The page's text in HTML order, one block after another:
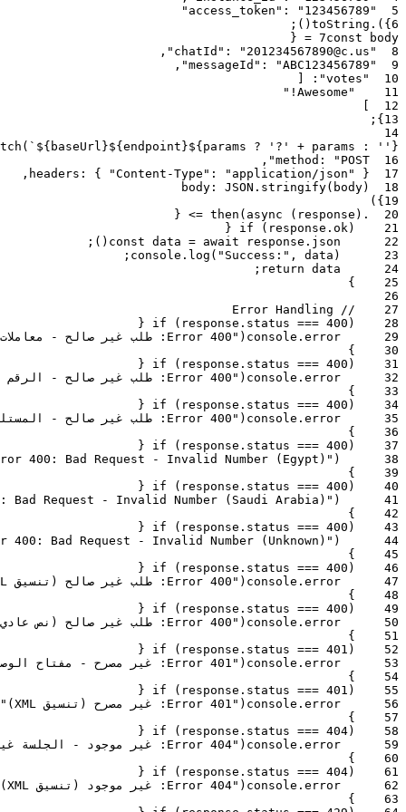
في تدفق دعم مدفوع بالذكاء الاصطناعي، إذا بدأ المستخدم
استطلاعاً لتقييم تجربته، يمكن للبوت التصويت برمجياً لخيار "محايد"
في البداية. مع تحسن المحادثة وارتفاع درجات تحليل المشاعر،
يمكن للبوت تحديث تصويته إلى "إيجابي"، مما يوفر للوكيل البشري
إشارة مرئية لتقييم الذكاء الاصطناعي الحالي للتفاعل.
🛠️ المزالق الشائعة والحلول
عوائق الترخيص: تأكد دائماً من تهيئة مثيلك بشكل صحيح قبل
دمج التصويت البرمجي في سير عمل الإنتاج الخاص بك.
حساسية حالة الأحرف: عند التصويت عبر أسماء الخيارات
النصية، تأكد من مطابقة السلاسل لخيارات الاستطلاع
(بما في ذلك حالة الأحرف والمسافات الزائدة). سيؤدي عدم
(أرقام صحيحة) هو أفضل ممارسة موصى بها للأنظمة عالية
الموثوقية.
ظروف السباق (Race Conditions)
: إذا حاولت عدة مثيلات
من البوت الخاص بك تحديث تصويت في نفس الاستطلاع في
وقت واحد، فإن آخر طلب يستلمه بروكسي Wawp هو الذي
سيحدد الحالة النهائية. استخدم طابوراً مركزياً أو آلية قفل في
نظامك الخلفي إذا كان لديك عدة مجموعات بوت تتفاعل مع
نفس الدردشة.
ملخص الإمكانيات:
الإدلاء بالأصوات أو تحديثها أو سحبها برمجياً في استطلاعات
واتساب الأصلية.
دعم التصويت عبر سلاسل الخيارات الحرفية أو الفهارس
الرقمية.
حصري للأتمتة المتقدمة وتكامل الذكاء الاصطناعي.
دعم كامل لبنيات استطلاعات الرأي متعددة الخيارات
مزامنة في الوقت الفعلي مع شبكة واتساب لتحديثات واجهة
المستخدم الفورية على أجهزة المستلمين.
5
"access_token"
:
"123456789"
6
}
)
.
toString
(
)
;
7const body
=
{
8
"chatId"
: "201234567890@c.us"
,
9
"messageId"
: "ABC123456789"
,
10
"votes"
:
[
11
"Awesome!"
12
]
13
}
;
14
( `${baseUrl}${endpoint}${params ? '?' + params : ''}`
16
method : "POST"
,
17
headers : { "Content-Type" : "application/json" }
,
18
body : JSON . stringify( body)
19
}
)
20
.
then ( async ( response )
=>
{
21
if ( response . ok )
{
22
const data = await response . json
(
)
;
23
console . log ( "Success:" , data )
;
24
return data
;
25
}
26
27
// Error Handling
28
if ( response . status === 400 )
{
29
console . error
( "Error 400: طلب غير صالح - معاملات مطلوبة مفقودة"
30
}
31
if ( response . status === 400 )
{
32
console . error
( "Error 400: طلب غير صالح - الرقم المستهدف في قائمة الحظر الخاصة بك"
33
}
34
if ( response . status === 400 )
{
35
console . error
( "Error 400: طلب غير صالح - المستلم قام بإلغاء الاشتراك تلقائياً"
36
}
37
if ( response . status === 400 )
{
38
400: Bad Request - Invalid Number (Egypt)" )
39
}
40
if ( response . status === 400 )
{
41
Bad Request - Invalid Number (Saudi Arabia)" )
42
}
43
if ( response . status === 400 )
{
44
400: Bad Request - Invalid Number (Unknown)" )
45
}
46
if ( response . status === 400 )
{
47
console . error
( "Error 400: طلب غير صالح (تنسيق XML)"
48
}
49
if ( response . status === 400 )
{
50
console . error
( "Error 400: طلب غير صالح (نص عادي)"
51
}
52
if ( response . status === 401 )
{
53
console . error
( "Error 401: غير مصرح - مفتاح الوصول غير صالح أو مفقود"
54
}
55
if ( response . status === 401 )
{
56
console . error
( "Error 401: غير مصرح (تنسيق XML)"
57
}
58
if ( response . status === 404)
{
59
console . error
( "Error 404: غير موجود - الجلسة غير موجودة"
60
}
61
if ( response . status === 404)
{
62
console . error
( "Error 404: غير موجود (تنسيق XML)"
63
}